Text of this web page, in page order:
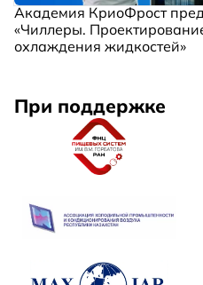
Академия КриоФрост
«Чиллеры.
охлаждения жидкостей»
При поддержке